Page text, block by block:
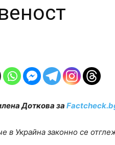
Доткова за
в Украйна законно се